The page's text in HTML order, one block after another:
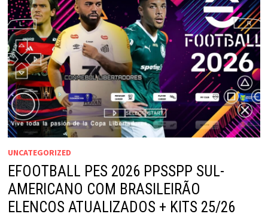
UNCATEGORIZED
EFOOTBALL PES 2026 PPSSPP SUL-
AMERICANO COM BRASILEIRÃO
ELENCOS ATUALIZADOS + KITS 25/26